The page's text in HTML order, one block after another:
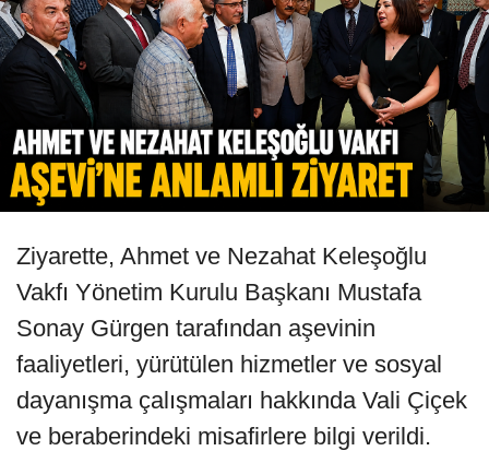
Ziyarette, Ahmet ve Nezahat Keleşoğlu
Vakfı Yönetim Kurulu Başkanı Mustafa
Sonay Gürgen tarafından aşevinin
faaliyetleri, yürütülen hizmetler ve sosyal
dayanışma çalışmaları hakkında Vali Çiçek
ve beraberindeki misafirlere bilgi verildi.